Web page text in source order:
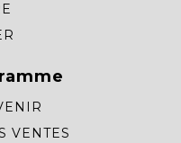
VENTES